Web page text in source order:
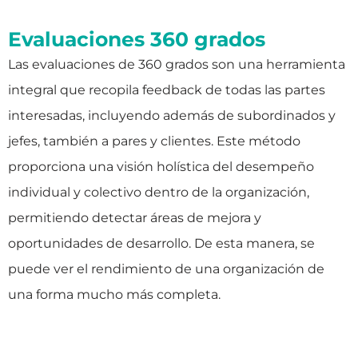
Evaluaciones 360 grados
Las evaluaciones de 360 grados son una herramienta
integral que recopila feedback de todas las partes
interesadas, incluyendo además de subordinados y
jefes, también a pares y clientes. Este método
proporciona una visión holística del desempeño
individual y colectivo dentro de la organización,
permitiendo detectar áreas de mejora y
oportunidades de desarrollo. De esta manera, se
puede ver el rendimiento de una organización de
una forma mucho más completa.